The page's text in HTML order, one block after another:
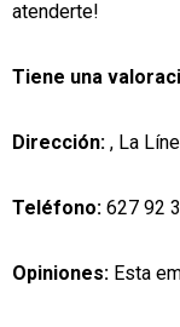
atenderte!
Tiene una
Dirección: , La
Teléfono: 627 92
Opiniones: Esta